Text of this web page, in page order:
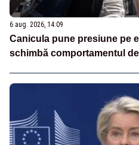
6 aug. 2026, 14:09
Canicula pune presiune pe
schimbă comportamentul